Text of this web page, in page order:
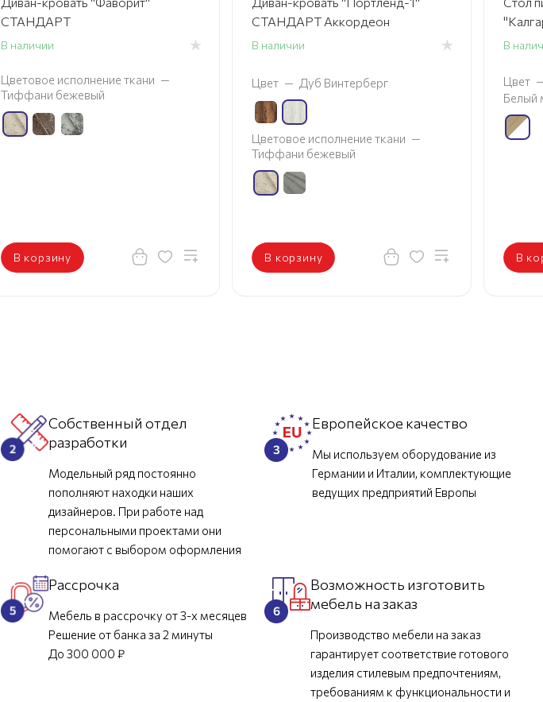
СТАНДАРТ
В наличии
Цветовое исполнение ткани —
Тиффани бежевый
В корзину
СТАНДАРТ Аккордеон
В наличии
Цвет — Дуб Винтерберг
Цветовое исполнение ткани —
Тиффани бежевый
В корзину
В
Цвет
Белый
В
Собственный отдел
разработки
Модельный ряд постоянно
пополняют находки наших
дизайнеров. При работе над
персональными проектами они
помогают с выбором оформления
Европейское качество
Мы используем оборудование из
Германии и Италии, комплектующие
ведущих предприятий Европы
Рассрочка
Мебель в рассрочку от 3-х месяцев
Решение от банка за 2 минуты
До 300 000 ₽
Возможность изготовить
мебель на заказ
Производство мебели на заказ
гарантирует соответствие готового
изделия стилевым предпочтениям,
требованиям к функциональности и